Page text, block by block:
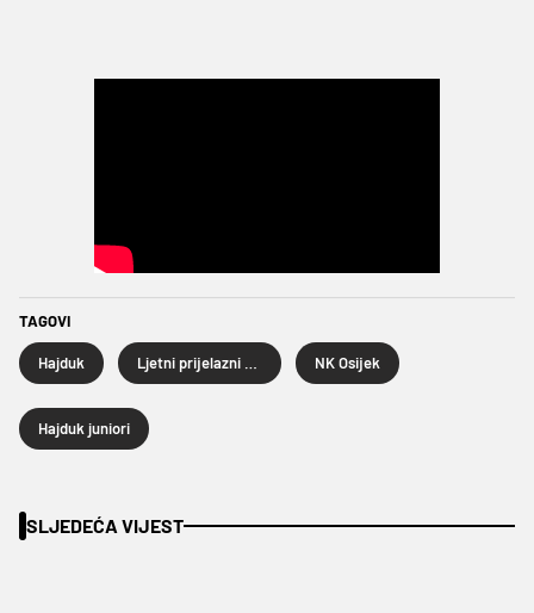
TAGOVI
Hajduk NK Osijek
Hajduk juniori
SLJEDEĆA VIJEST